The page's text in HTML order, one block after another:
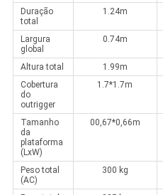
Duração
total
1.24m
Largura
global
0.74m
Altura total 1.99m
Cobertura
do
outrigger
1.7*1.7m
Tamanho
da
plataforma
(LxW)
00,67*0,66m
Peso total
(AC)
300 kg